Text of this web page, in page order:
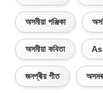
অসমীয়া পঞ্জিকা
অসমীয়া কবিতা
জনপ্ৰীয় গীত